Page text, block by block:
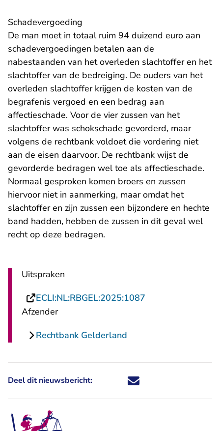
Schadevergoeding
De man moet in totaal ruim 94 duizend euro aan
schadevergoedingen betalen aan de
nabestaanden van het overleden slachtoffer en het
slachtoffer van de bedreiging. De ouders van het
overleden slachtoffer krijgen de kosten van de
begrafenis vergoed en een bedrag aan
affectieschade. Voor de vier zussen van het
slachtoffer was schokschade gevorderd, maar
volgens de rechtbank voldoet die vordering niet
aan de eisen daarvoor. De rechtbank wijst de
gevorderde bedragen wel toe als affectieschade.
Normaal gesproken komen broers en zussen
hiervoor niet in aanmerking, maar omdat het
slachtoffer en zijn zussen een bijzondere en hechte
band hadden, hebben de zussen in dit geval wel
recht op deze bedragen.
Uitspraken
ECLI:NL:RBGEL:2025:1087
Afzender
Rechtbank Gelderland
Deel dit nieuwsbericht: Deel dit nieuwsbericht via X -
Deel dit nieuwsbericht via
Deel dit nieuwsbericht
Deel dit